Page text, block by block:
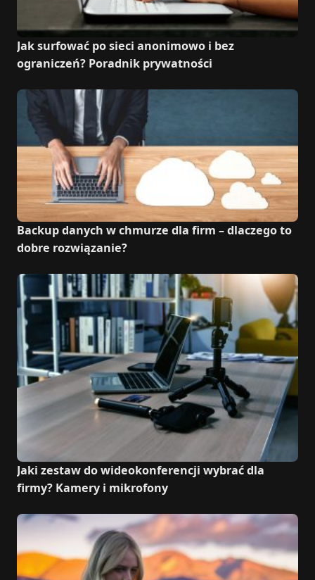
Jak surfować po sieci anonimowo i bez
ograniczeń? Poradnik prywatności
Backup danych w chmurze dla firm – dlaczego to
dobre rozwiązanie?
Jaki zestaw do wideokonferencji wybrać dla
firmy? Kamery i mikrofony